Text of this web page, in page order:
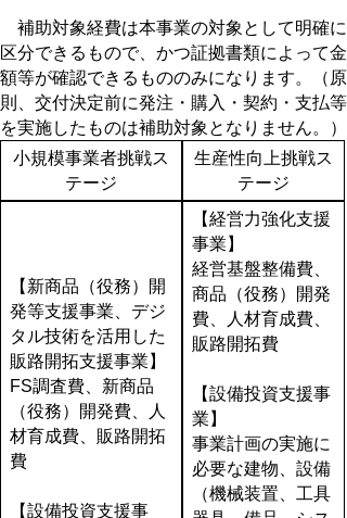
補助対象経費は本事業の対象として明確に
区分できるもので、かつ証拠書類によって金
額等が確認できるもののみになります。（原
則、交付決定前に発注・購入・契約・支払等
を実施したものは補助対象となりません。）
小規模事業者挑戦ス
テージ
生産性向上挑戦ス
テージ
【新商品（役務）開
発等支援事業、デジ
タル技術を活用した
販路開拓支援事業】
FS調査費、新商品
（役務）開発費、人
材育成費、販路開拓
費
【設備投資支援事
【経営力強化支援
事業】
経営基盤整備費、
商品（役務）開発
費、人材育成費、
販路開拓費
【設備投資支援事
業】
事業計画の実施に
必要な建物、設備
（機械装置、工具